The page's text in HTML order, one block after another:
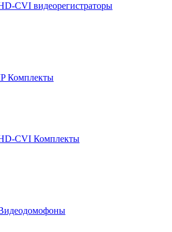
CVI видеорегистраторы
Комплекты
CVI Комплекты